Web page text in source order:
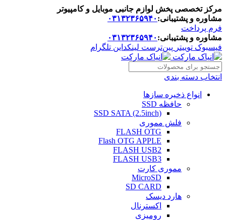
مرکز تخصصی پخش لوازم جانبی موبایل و کامپیوتر
مشاوره و پشتیبانی: ۰۳۱۳۲۳۶۵۹۴۰
فرم پرداخت
مشاوره و پشتیبانی: ۰۳۱۳۲۳۶۵۹۴۰
فیسبوک توییتر پین‌ترست لینکداین تلگرام
انتخاب دسته بندی
انواع ذخیره سازها
حافظه SSD
SSD SATA (2.5inch)
فلش مموری
FLASH OTG
Flash OTG APPLE
FLASH USB2
FLASH USB3
مموری کارت
MicroSD
SD CARD
هارد دیسک
اکسترنال
رومیزی